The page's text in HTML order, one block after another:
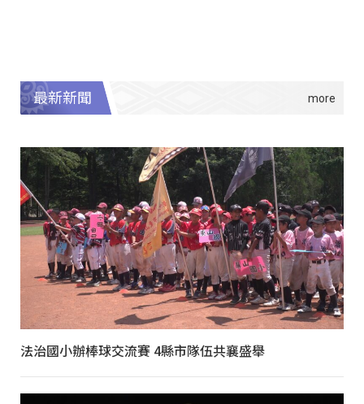
最新新聞
法治國小辦棒球交流賽 4縣市隊伍共襄盛舉